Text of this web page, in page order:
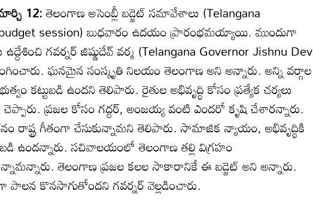
12:తెలంగాణ అసెంబ్లీ బడ్జెట్ సమావేశాలు (Telangana
session) బుధవారం ఉదయం ప్రారంభమయ్యాయి. ముందుగా
గవర్నర్ జిష్ణుదేవ్‌ వర్మ (Telangana Governor Jishnu Dev
ఘనమైన సంస్కృతి నిలయం తెలంగాణ అని అన్నారు. అన్ని వర్గాల
కట్టుబడి ఉందని తెలిపారు. రైతుల అభివృద్ధి కోసం ప్రత్యేక చర్యలు
చెప్పారు. ప్రజల కోసం గద్దర్‌, అంజయ్య వంటి ఎందరో కృషి చేశారన్నారు.
రాష్ట్ర గీతంగా చేసుకున్నామని తెలిపారు. సామాజిక న్యాయం, అభివృద్ధికి
ఉందన్నారు. సచివాలయంలో తెలంగాణ తల్లి విగ్రహం
తెలంగాణ ప్రజల కలల సాకారానికే ఈ బడ్జెట్‌ అని అన్నారు.
పాలన కొనసాగుతోందని గవర్నర్ వెల్లడించారు.